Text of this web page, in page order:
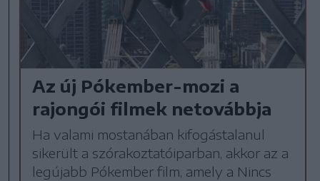
Az új Pókember-mozi a
rajongói filmek netovábbja
Ha valami mostanában kifogástalanul
sikerült a szórakoztatóiparban, akkor az a
legújabb Pókember film, amely a Nincs